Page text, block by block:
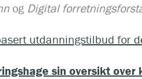
og Digital
utdanningstilbud for
sin oversikt